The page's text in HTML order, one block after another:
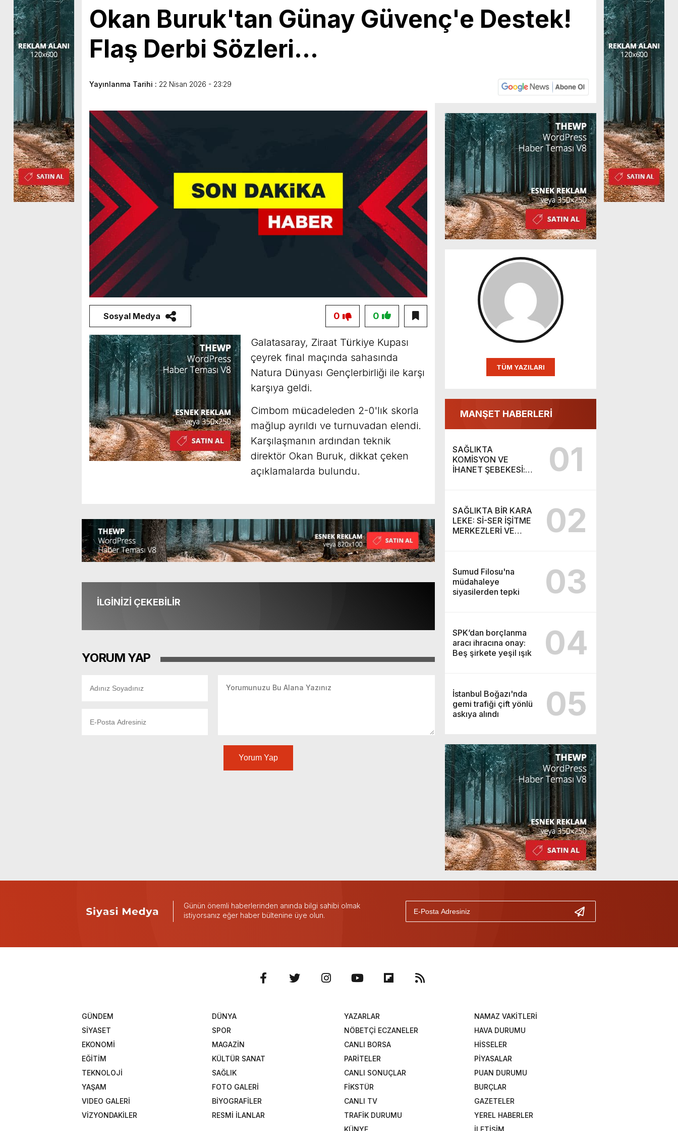
Okan Buruk'tan Günay Güvenç'e Destek!
Flaş Derbi Sözleri…
Yayınlanma Tarihi : 22 Nisan 2026 - 23:29
TÜM YAZILARI
MANŞET HABERLERİ
SAĞLIKTA
KOMİSYON VE
İHANET ŞEBEKESİ:
VURGUNU!
01
SAĞLIKTA BİR KARA
LEKE: Sİ-SER İŞİTME
MERKEZLERİ VE
02
Sumud Filosu'na
müdahaleye
siyasilerden tepki
03
SPK’dan borçlanma
aracı ihracına onay:
Beş şirkete yeşil ışık
04
İstanbul Boğazı'nda
gemi trafiği çift yönlü
askıya alındı
05
Sosyal Medya 0
0
Galatasaray, Ziraat Türkiye Kupası
çeyrek final maçında sahasında
Natura Dünyası Gençlerbirliği ile karşı
karşıya geldi.
Cimbom mücadeleden 2-0'lık skorla
mağlup ayrıldı ve turnuvadan elendi.
Karşılaşmanın ardından teknik
direktör Okan Buruk, dikkat çeken
açıklamalarda bulundu.
İLGİNİZİ ÇEKEBİLİR
YORUM YAP
Yorum Yap
Günün önemli haberlerinden anında bilgi sahibi olmak
istiyorsanız eğer haber bültenine üye olun.
GÜNDEM
DÜNYA
SİYASET
SPOR
EKONOMİ
MAGAZİN
EĞİTİM
KÜLTÜR SANAT
TEKNOLOJİ
SAĞLIK
YAŞAM
FOTO GALERİ
VIDEO GALERİ
BİYOGRAFİLER
VİZYONDAKİLER
RESMİ İLANLAR
YAZARLAR
NAMAZ VAKİTLERİ
NÖBETÇİ ECZANELER
HAVA DURUMU
CANLI BORSA
HİSSELER
PARİTELER
PİYASALAR
CANLI SONUÇLAR
PUAN DURUMU
FİKSTÜR
BURÇLAR
CANLI TV
GAZETELER
TRAFİK DURUMU
YEREL HABERLER
KÜNYE
İLETİŞİM